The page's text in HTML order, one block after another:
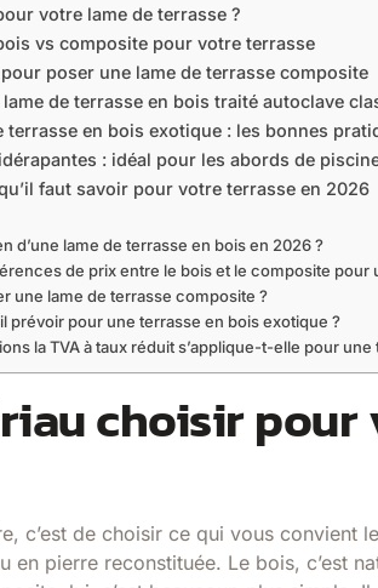
votre lame de terrasse ?
vs composite pour votre terrasse
poser une lame de terrasse composite
de terrasse en bois traité autoclave
terrasse en bois exotique : les bonnes
: idéal pour les abords de
faut savoir pour votre terrasse en 2026
d’une lame de terrasse en bois en 2026 ?
de prix entre le bois et le composite pour
une lame de terrasse composite ?
prévoir pour une terrasse en bois exotique ?
la TVA à taux réduit s’applique-t-elle pour une
choisir pour
c’est de choisir ce qui vous convient
en pierre reconstituée. Le bois, c’est